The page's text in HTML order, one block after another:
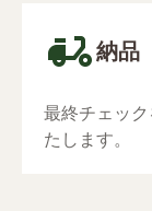
納品
最終チェッ
たします。